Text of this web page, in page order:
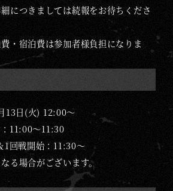
につきましては続報をお待ちくださ
・宿泊費は参加者様負担になりま
13日(火) 12:00～
11:00～11:30
1回戦開始：11:30～
る場合がございます。